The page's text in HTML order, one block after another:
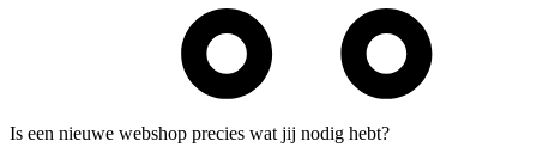
Is een nieuwe webshop precies wat jij nodig hebt?